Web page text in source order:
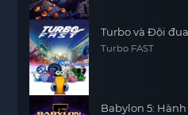
Turbo và Đội
Turbo FAST
Babylon 5: